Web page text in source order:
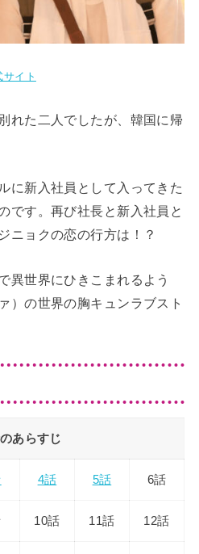
イト
れた二人でしたが、韓国に帰
に新入社員として入ってきた
です。再び社長と新入社員と
ニョクの恋の行方は！？
異世界にひきこまれるよう
）の世界の胸キュンラブスト
あらすじ
4話 5話 6話
10話 11話 12話